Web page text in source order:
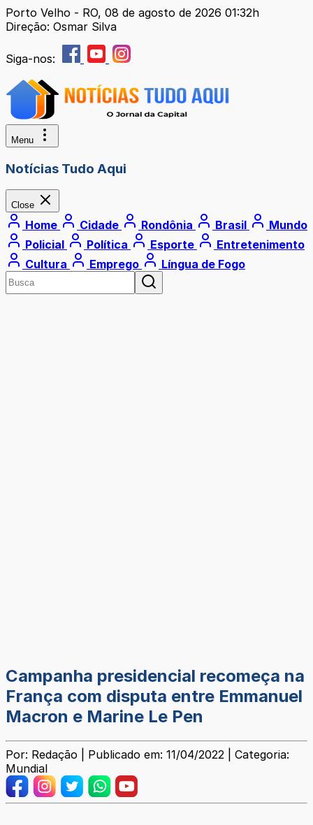
Porto Velho - RO, 08 de agosto de 2026 01:32h
Direção: Osmar Silva
Siga-nos:
Menu
Notícias Tudo Aqui
Close
Home Cidade Rondônia Brasil
Mundo
Policial
Política Esporte
Entretenimento
Cultura
Emprego Língua de Fogo
Campanha presidencial recomeça na
França com disputa entre Emmanuel
Macron e Marine Le Pen
Por: Redação | Publicado em: 11/04/2022 | Categoria:
Mundial